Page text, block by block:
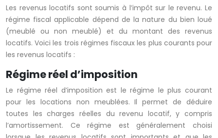
Les revenus locatifs sont soumis à l’impôt sur le revenu. Le
régime fiscal applicable dépend de la nature du bien loué
(meublé ou non meublé) et du montant des revenus
locatifs. Voici les trois régimes fiscaux les plus courants pour
les revenus locatifs :
Régime réel d’imposition
Le régime réel d’imposition est le régime le plus courant
pour les locations non meublées. Il permet de déduire
toutes les charges réelles du revenu locatif, y compris
l’amortissement. Ce régime est généralement choisi